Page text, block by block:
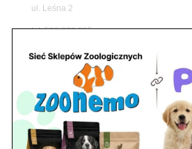
ul. Leśna 2
tel. 503 900 215
Godziny pracy
pon. – piąt. 10.00 – 19.00
sob. 8.00 – 15.00
niedz. zamknięte